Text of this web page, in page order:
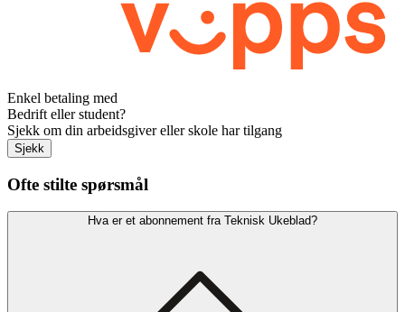
Enkel betaling med
Bedrift eller student?
Sjekk om din arbeidsgiver eller skole har tilgang
Sjekk
Ofte stilte spørsmål
Hva er et abonnement fra Teknisk Ukeblad?